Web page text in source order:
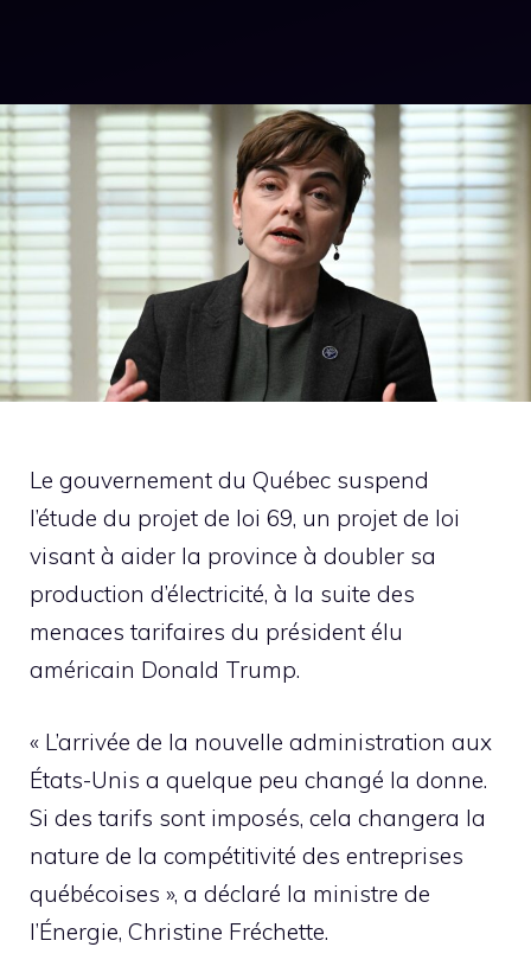
Le gouvernement du Québec suspend
l’étude du projet de loi 69, un projet de loi
visant à aider la province à doubler sa
production d’électricité, à la suite des
menaces tarifaires du président élu
américain Donald Trump.
« L’arrivée de la nouvelle administration aux
États-Unis a quelque peu changé la donne.
Si des tarifs sont imposés, cela changera la
nature de la compétitivité des entreprises
québécoises », a déclaré la ministre de
l’Énergie, Christine Fréchette.